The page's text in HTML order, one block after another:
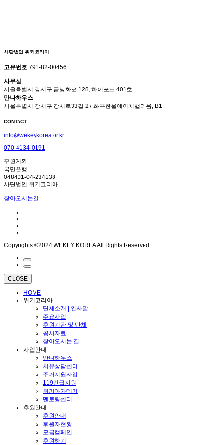
사단법인 위키코리아
고유번호 791-82-00456
사무실
서울특별시 강서구 금낭화로 128, 하이포트 401호
만나하우스
서울특별시 강서구 강서로33길 27 화곡한울에이치밸리움, B1
CONTACT
info@wekeykorea.or.kr
070-4134-0191
후원계좌
국민은행
048401-04-234138
사단법인 위키코리아
찾아오시는길
Copyrights ©2024 WEKEY KOREA All Rights Reserved
CLOSE
HOME
위키코리아
단체소개 | 인사말
주요사업
후원기관 및 단체
공시자료
찾아오시는 길
사업안내
만나하우스
치유상담센터
주거지원사업
119긴급지원
위키아카데미
멘토링센터
후원안내
후원안내
후원자현황
모금캠페인
후원하기